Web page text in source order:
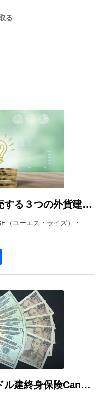
る
オリックス生命が販売する３つの外貨建て保険を徹底比較！
（ユーエス・ライズ）・
有
オリックス生命「米ドル建終身保険Candle（キャンドル）」を解説！